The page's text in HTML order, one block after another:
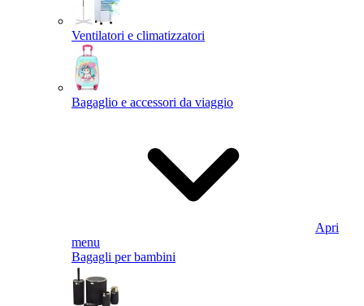
Ventilatori e climatizzatori
Bagaglio e accessori da viaggio
Apri
menu
Bagagli per bambini